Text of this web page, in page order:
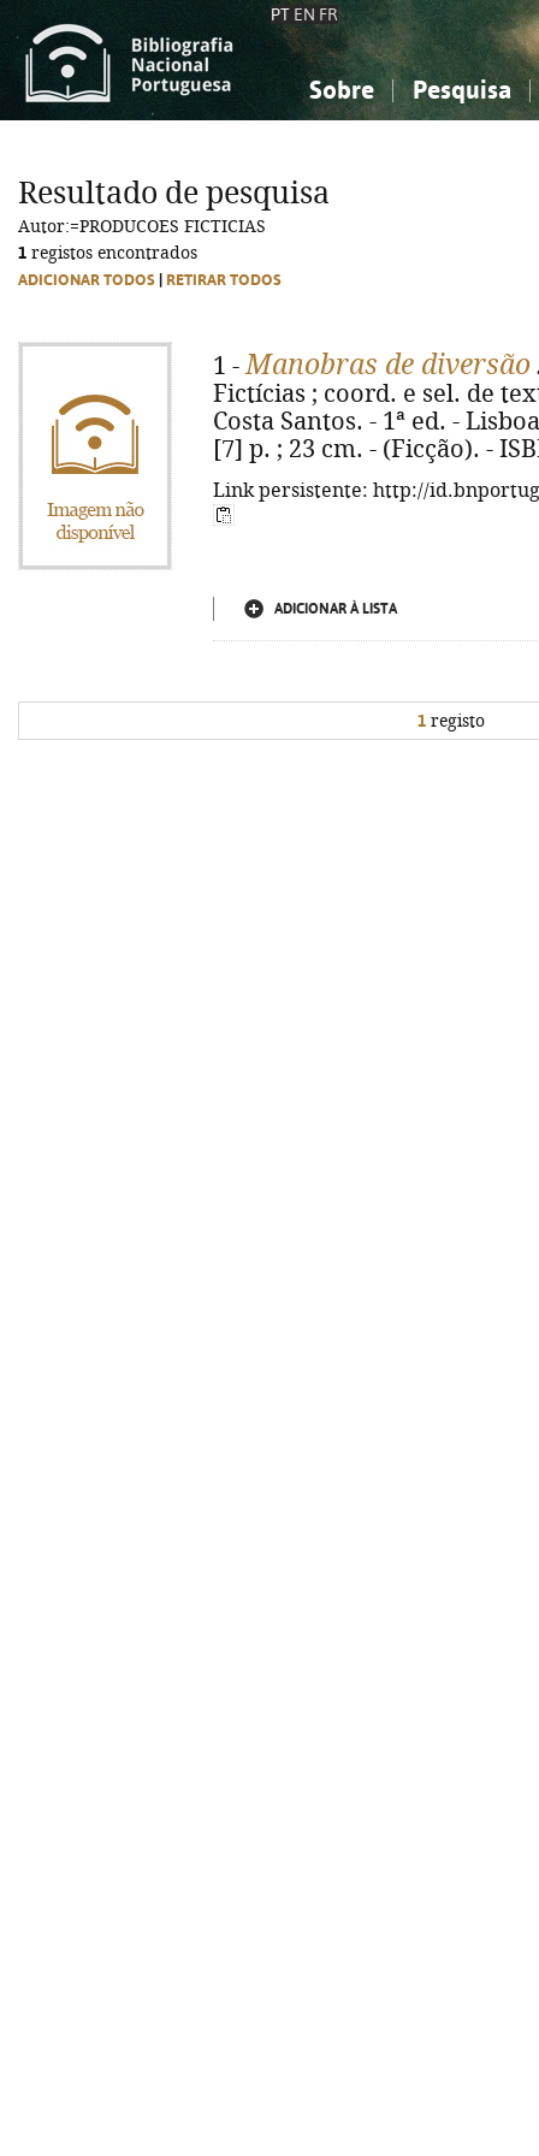
PT EN FR
Sobre Pesquisa
Ciências sociais...
Ciências sociais...
Resultado de pesquisa
Autor:=PRODUCOES FICTICIAS
1 registos encontrados
ADICIONAR TODOS RETIRAR TODOS
1 -Manobras de diversão
Fictícias ; coord. e sel. de
Costa Santos. - 1ª ed. -
[7] p. ; 23 cm. - (Ficção). -
Link persistente: http://
ADICIONAR À LISTA
1 registo